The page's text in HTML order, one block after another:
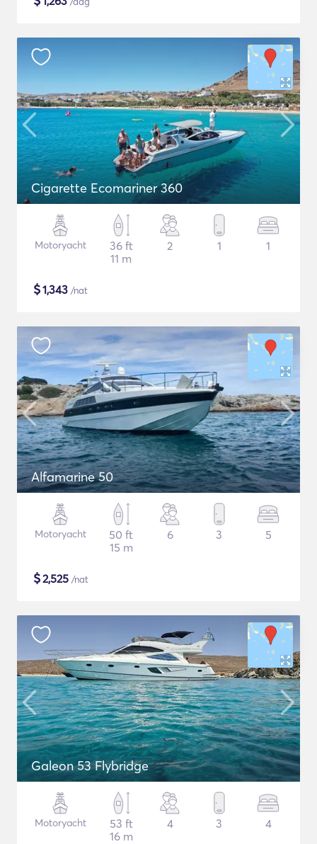
Cigarette Ecomariner 360
Motoryacht
36 ft
11 m
2 1 1
$1,343 /nat
Alfamarine 50
Motoryacht
50 ft
15 m
6 3 5
$2,525 /nat
Galeon 53 Flybridge
Motoryacht
53 ft
16 m
4 3 4